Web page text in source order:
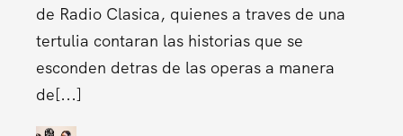
de Radio Clasica, quienes a traves de una
tertulia contaran las historias que se
esconden detras de las operas a manera
de[...]